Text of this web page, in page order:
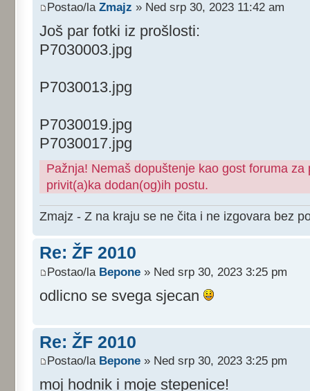
Postao/la Zmajz » Ned srp 30, 2023 11:42 am
Još par fotki iz prošlosti:
P7030003.jpg
P7030013.jpg
P7030019.jpg
P7030017.jpg
Pažnja! Nemaš dopuštenje kao gost foruma
privit(a)ka dodan(og)ih postu.
Zmajz - Z na kraju se ne čita i ne izgovara bez
Re: ŽF 2010
Postao/la Bepone » Ned srp 30, 2023 3:25 pm
odlicno se svega sjecan
Re: ŽF 2010
Postao/la Bepone » Ned srp 30, 2023 3:25 pm
moj hodnik i moje stepenice!